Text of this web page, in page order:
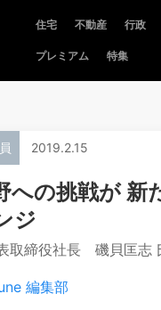
住宅 不動産 行政
プレミアム 特集
2019.2.15
への挑戦が
ジ
取締役社長 磯貝匡志
編集部